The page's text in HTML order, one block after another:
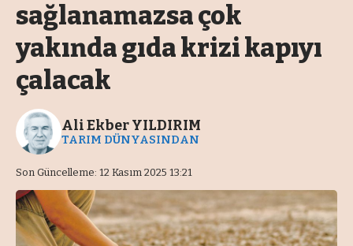
sağlanamazsa çok
yakında gıda krizi kapıyı
çalacak
Son Güncelleme: 12 Kasım 2025 13:21
Ali Ekber YILDIRIM
TARIM DÜNYASINDAN